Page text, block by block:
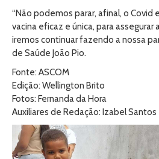
“Não podemos parar, afinal, o Covid
vacina eficaz e única, para assegurar
iremos continuar fazendo a nossa
de Saúde João Pio.
Fonte: ASCOM
Edição: Wellington Brito
Fotos: Fernanda da Hora
Auxiliares de Redação: Izabel Santos